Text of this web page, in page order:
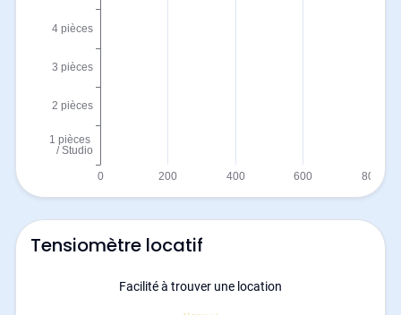
Tensiomètre locatif
Facilité à trouver une location